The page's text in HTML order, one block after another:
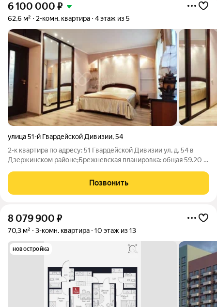
6 100 000 ₽
62,6 м² 2-комн. квартира 4 этаж из 5
улица 51-й Гвардейской Дивизии,54
2-к квартира по адресу: 51 Гвардейской Дивизии ул, д. 54 в
Дзержинском районе;Брежневская планировка: общая 59.20 /
метровКвартира в отличном состоянии. В квартире выполнен
капитальный ремонт,
Позвонить
8 079 900 ₽
70,3 м² 3-комн. квартира 10 этаж из 13
новостройка